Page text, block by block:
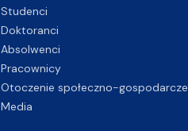
Studenci
Doktoranci
Absolwenci
Pracownicy
Otoczenie społeczno-gospodarcze
Media